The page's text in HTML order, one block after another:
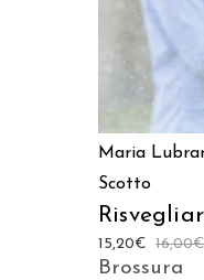
Maria
Scotto
16,00€
15,20€
Brossura